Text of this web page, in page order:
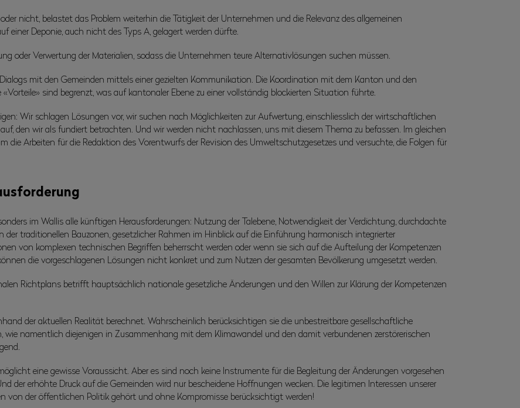
nicht, belastet das Problem weiterhin die Tätigkeit der Unternehmen und die Relevanz des allgemeinen
einer Deponie, auch nicht des Typs A, gelagert werden dürfte.
oder Verwertung der Materialien, sodass die Unternehmen teure Alternativlösungen suchen müssen.
mit den Gemeinden mittels einer gezielten Kommunikation. Die Koordination mit dem Kanton und den
sind begrenzt, was auf kantonaler Ebene zu einer vollständig blockierten Situation führte.
Wir schlagen Lösungen vor, wir suchen nach Möglichkeiten zur Aufwertung, einschliesslich der wirtschaftlichen
den wir als fundiert betrachten. Und wir werden nicht nachlassen, uns mit diesem Thema zu befassen. Im gleichen
die Arbeiten für die Redaktion des Vorentwurfs der Revision des Umweltschutzgesetzes und versuchte, die Folgen für
im Wallis alle künftigen Herausforderungen: Nutzung der Talebene, Notwendigkeit der Verdichtung, durchdachte
traditionellen Bauzonen, gesetzlicher Rahmen im Hinblick auf die Einführung harmonisch integrierter
von komplexen technischen Begriffen beherrscht werden oder wenn sie sich auf die Aufteilung der Kompetenzen
die vorgeschlagenen Lösungen nicht konkret und zum Nutzen der gesamten Bevölkerung umgesetzt werden.
Richtplans betrifft hauptsächlich nationale gesetzliche Änderungen und den Willen zur Klärung der Kompetenzen
der aktuellen Realität berechnet. Wahrscheinlich berücksichtigen sie die unbestreitbare gesellschaftliche
wie namentlich diejenigen in Zusammenhang mit dem Klimawandel und den damit verbundenen zerstörerischen
eine gewisse Voraussicht. Aber es sind noch keine Instrumente für die Begleitung der Änderungen vorgesehen
der erhöhte Druck auf die Gemeinden wird nur bescheidene Hoffnungen wecken. Die legitimen Interessen unserer
von der öffentlichen Politik gehört und ohne Kompromisse berücksichtigt werden!